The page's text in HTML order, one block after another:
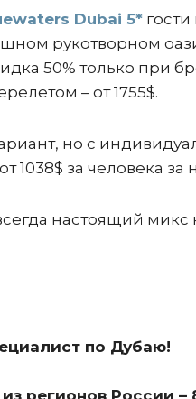
Dubai 5*
рукотворном
50% только при
– от 1755$.
но с
1038$ за человека
настоящий
по Дубаю!
регионов России –